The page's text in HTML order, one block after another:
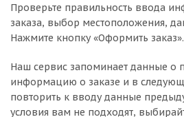
Проверьте правильность ввода
заказа, выбор местоположения,
Нажмите кнопку «Оформить заказ».
Наш сервис запоминает данные о
информацию о заказе и в
повторить к вводу данные
условия вам не подходят,